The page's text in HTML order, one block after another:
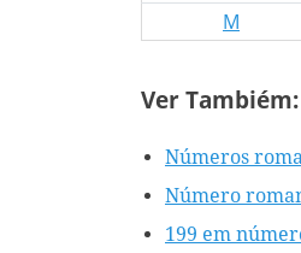
M
Ver Tambiém:
Números
Número
199 em